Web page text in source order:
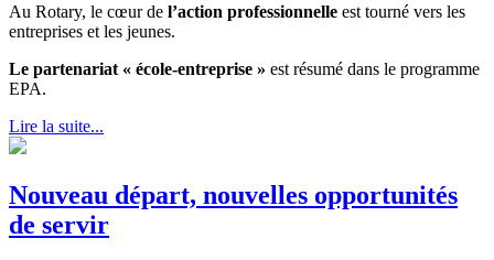
Au Rotary, le cœur de l’action professionnelle est tourné vers les
entreprises et les jeunes.
Le partenariat « école-entreprise » est résumé dans le programme
EPA.
Lire la suite...
Nouveau départ, nouvelles opportunités
de servir